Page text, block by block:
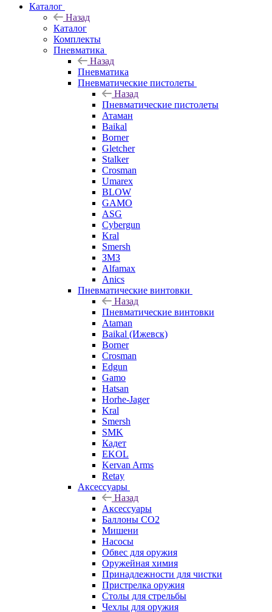
Каталог
Назад
Каталог
Комплекты
Пневматика
Назад
Пневматика
Пневматические пистолеты
Назад
Пневматические пистолеты
Атаман
Baikal
Borner
Gletcher
Stalker
Crosman
Umarex
BLOW
GAMO
ASG
Cybergun
Kral
Smersh
ЗМЗ
Alfamax
Anics
Пневматические винтовки
Назад
Пневматические винтовки
Ataman
Baikal (Ижевск)
Borner
Crosman
Edgun
Gamo
Hatsan
Horhe-Jager
Kral
Smersh
SMK
Кадет
EKOL
Kervan Arms
Retay
Аксессуары
Назад
Аксессуары
Баллоны СО2
Мишени
Насосы
Обвес для оружия
Оружейная химия
Принадлежности для чистки
Пристрелка оружия
Столы для стрельбы
Чехлы для оружия